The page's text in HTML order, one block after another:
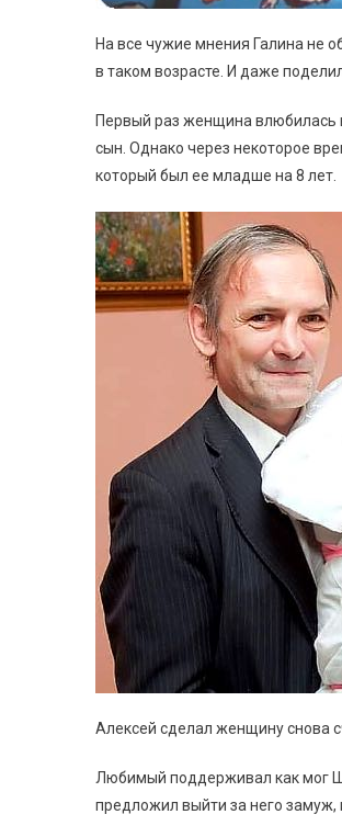
На все чужие мнения Галина не
в таком возрасте. И даже
Первый раз женщина влюбилась
сын. Однако через некоторое
который был ее младше на 8 лет.
Алексей сделал женщину снова
Любимый поддерживал как мог
предложил выйти за него замуж,